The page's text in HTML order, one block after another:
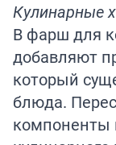
Кулинарные
В фарш для
добавляют
который
блюда.
компоненты